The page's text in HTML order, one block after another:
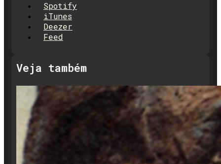
Spotify
iTunes
Deezer
Feed
Veja também